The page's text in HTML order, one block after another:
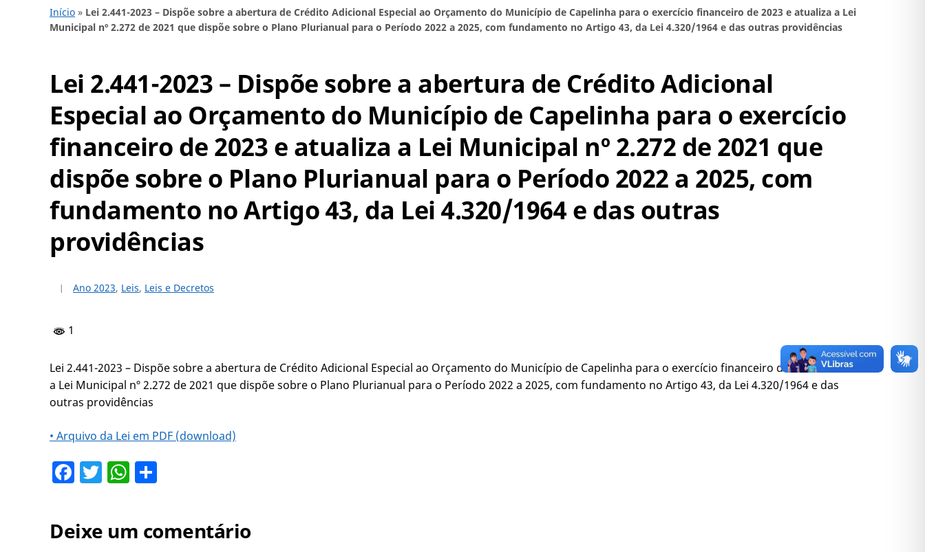
Início » Lei 2.441-2023 – Dispõe sobre a abertura de Crédito Adicional Especial ao Orçamento do Município de Capelinha para o exercício financeiro de 2023 e atualiza a Lei
Municipal nº 2.272 de 2021 que dispõe sobre o Plano Plurianual para o Período 2022 a 2025, com fundamento no Artigo 43, da Lei 4.320/1964 e das outras providências
Lei 2.441-2023 – Dispõe sobre a abertura de Crédito Adicional
Especial ao Orçamento do Município de Capelinha para o exercício
financeiro de 2023 e atualiza a Lei Municipal nº 2.272 de 2021 que
dispõe sobre o Plano Plurianual para o Período 2022 a 2025, com
fundamento no Artigo 43, da Lei 4.320/1964 e das outras
providências
Ano 2023, Leis, Leis e Decretos
1
Lei 2.441-2023 – Dispõe sobre a abertura de Crédito Adicional Especial ao Orçamento do Município de Capelinha para o exercício financeiro de 2023 e atualiza
a Lei Municipal nº 2.272 de 2021 que dispõe sobre o Plano Plurianual para o Período 2022 a 2025, com fundamento no Artigo 43, da Lei 4.320/1964 e das
outras providências
• Arquivo da Lei em PDF (download)
Facebook
TwitterWhatsApp
Deixe um comentário